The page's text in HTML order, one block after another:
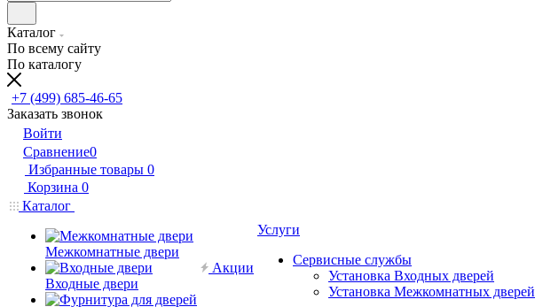
Каталог
По всему сайту
По каталогу
+7 (499) 685-46-65
Заказать звонок
Войти
Сравнение0
Избранные товары 0
Корзина 0
Каталог
Межкомнатные двери
Входные двери
Акции
Услуги
Сервисные службы
Установка Входных дверей
Установка Межкомнатных дверей